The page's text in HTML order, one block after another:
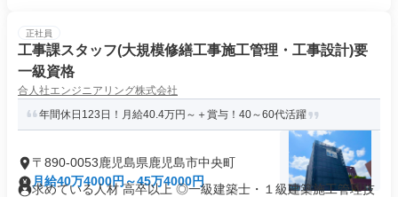
正社員
工事課スタッフ(大規模修繕工事施工管理・工事設計)要
一級資格
合人社エンジニアリング株式会社
年間休日123日！月給40.4万円～＋賞与！40～60代活躍
〒890-0053鹿児島県鹿児島市中央町
月給40万4000円～45万4000円
求めている人材 高卒以上 ◎一級建築士・１級建築施工管理技